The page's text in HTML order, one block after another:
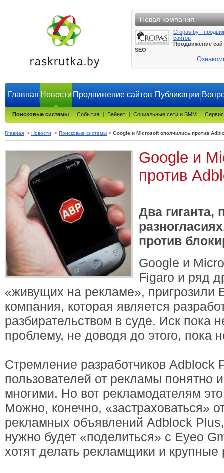
Новая компания
Cropas.by -
сайтов
Продвижение
SEO
Главная Новости Продвижение сайтов Публикации
Поисковые системы | События | Байнет | Социальные сети и SMM |
Главная > Новости > Поисковые системы > Google и Microsoft ополчились против
Google и
против
Два гиганта,
против
Google и
Figaro и ряд
«живущих на рекламе», пригрозили
компания, которая является
разбирательством в суде. Иск пока
проблему, не доводя до этого, пока
Стремление разработчиков Adblock
пользователей от рекламы понятно
многими. Но вот рекламодателям
Можно, конечно, «застраховаться»
рекламных объявлений Adblock
нужно будет «поделиться» с Eyeo
хотят делать рекламщики и крупные